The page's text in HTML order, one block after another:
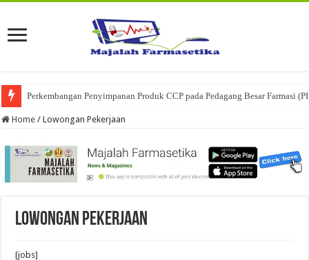
Perkembangan Penyimpanan Produk CCP pada Pedagang Besar Farmasi
Home / Lowongan Pekerjaan
Lowongan Pekerjaan
[jobs]